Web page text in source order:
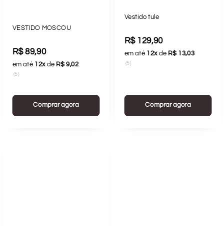
VESTIDO MOSCOU
R$ 89,90
em até 12x de R$ 9,02
(5)
Comprar agora
Vestido tule
R$ 129,90
em até 12x de R$ 13,03
(5)
Comprar agora